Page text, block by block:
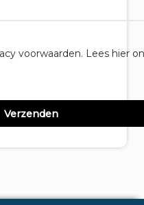
voorwaarden. Lees hier